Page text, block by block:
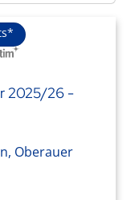
2025/26 -
Oberauer